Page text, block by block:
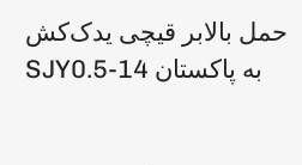
حمل بالابر قیچی یدک‌کش
SJY0.5-14 به پاکستان